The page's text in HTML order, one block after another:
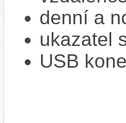
denní a
ukazatel
USB